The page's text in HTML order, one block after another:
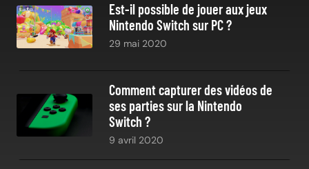
Est-il possible de jouer aux jeux
Nintendo Switch sur PC ?
29 mai 2020
Comment capturer des vidéos de
ses parties sur la Nintendo
Switch ?
9 avril 2020